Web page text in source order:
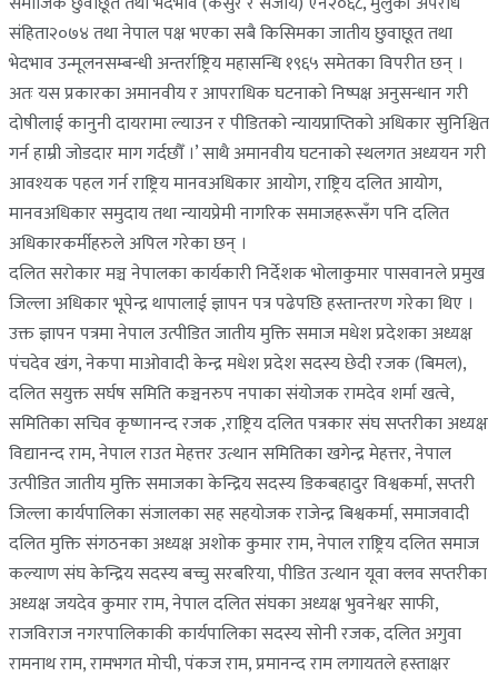
संहिता२०७४ तथा नेपाल पक्ष भएका सबै किसिमका जातीय छुवाछूत तथा
भेदभाव उन्मूलनसम्बन्धी अन्तर्राष्ट्रिय महासन्धि १९६५ समेतका विपरीत छन् ।
अतः यस प्रकारका अमानवीय र आपराधिक घटनाको निष्पक्ष अनुसन्धान गरी
दोषीलाई कानुनी दायरामा ल्याउन र पीडितको न्यायप्राप्तिको अधिकार सुनिश्चित
गर्न हाम्री जोडदार माग गर्दछौँ ।’ साथै अमानवीय घटनाको स्थलगत अध्ययन गरी
आवश्यक पहल गर्न राष्ट्रिय मानवअधिकार आयोग, राष्ट्रिय दलित आयोग,
मानवअधिकार समुदाय तथा न्यायप्रेमी नागरिक समाजहरूसँग पनि दलित
अधिकारकर्मीहरुले अपिल गरेका छन् ।
दलित सरोकार मञ्च नेपालका कार्यकारी निर्देशक भोलाकुमार पासवानले प्रमुख
जिल्ला अधिकार भूपेन्द्र थापालाई ज्ञापन पत्र पढेपछि हस्तान्तरण गरेका थिए ।
उक्त ज्ञापन पत्रमा नेपाल उत्पीडित जातीय मुक्ति समाज मधेश प्रदेशका अध्यक्ष
पंचदेव खंग, नेकपा माओवादी केन्द्र मधेश प्रदेश सदस्य छेदी रजक (बिमल),
दलित सयुक्त सर्घष समिति कञ्चनरुप नपाका संयोजक रामदेव शर्मा खत्वे,
समितिका सचिव कृष्णानन्द रजक ,राष्ट्रिय दलित पत्रकार संघ सप्तरीका अध्यक्ष
विद्यानन्द राम, नेपाल राउत मेहत्तर उत्थान समितिका खगेन्द्र मेहत्तर, नेपाल
उत्पीडित जातीय मुक्ति समाजका केन्द्रिय सदस्य डिकबहादुर विश्वकर्मा, सप्तरी
जिल्ला कार्यपालिका संजालका सह सहयोजक राजेन्द्र बिश्वकर्मा, समाजवादी
दलित मुक्ति संगठनका अध्यक्ष अशोक कुमार राम, नेपाल राष्ट्रिय दलित समाज
कल्याण संघ केन्द्रिय सदस्य बच्चु सरबरिया, पीडित उत्थान यूवा क्लव सप्तरीका
अध्यक्ष जयदेव कुमार राम, नेपाल दलित संघका अध्यक्ष भुवनेश्वर साफी,
राजविराज नगरपालिकाकी कार्यपालिका सदस्य सोनी रजक, दलित अगुवा
रामनाथ राम, रामभगत मोची, पंकज राम, प्रमानन्द राम लगायतले हस्ताक्षर